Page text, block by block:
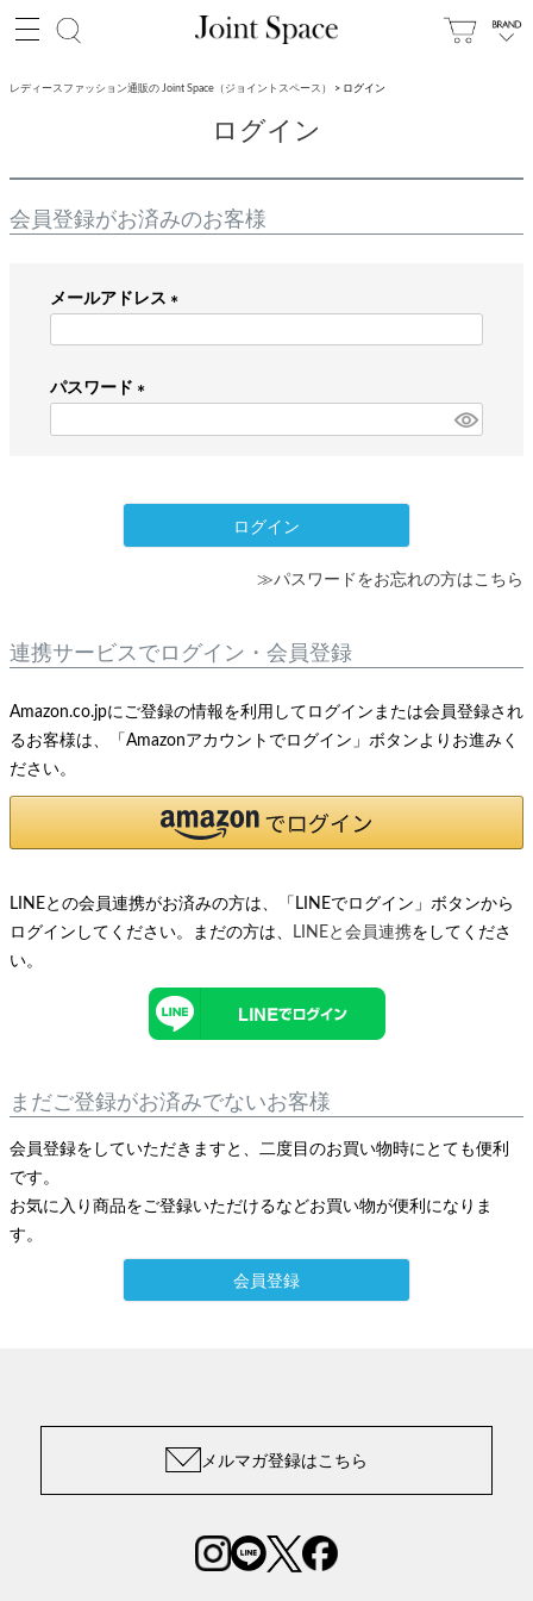
レディースファッション通販の Joint Space（ジョイントスペース） ログイン
ログイン
会員登録がお済みのお客様
メールアドレス
パスワード
ログイン
≫パスワードをお忘れの方はこちら
連携サービスでログイン・会員登録
Amazon.co.jpにご登録の情報を利用してログインまたは会員登録され
るお客様は、「Amazonアカウントでログイン」ボタンよりお進みく
ださい。
LINEとの会員連携がお済みの方は、「LINEでログイン」ボタンから
ログインしてください。まだの方は、
LINEと会員連携をしてくださ
い。
まだご登録がお済みでないお客様
会員登録をしていただきますと、二度目のお買い物時にとても便利
です。
お気に入り商品をご登録いただけるなどお買い物が便利になりま
す。
会員登録
メルマガ登録はこちら